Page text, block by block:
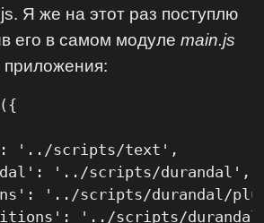
Я же на этот раз поступлю
его в самом модулеmain.js
приложения:
'../scripts/text',
'../scripts/durandal',
'../scripts/durandal/
'../scripts/